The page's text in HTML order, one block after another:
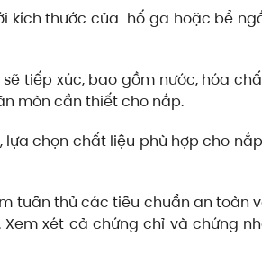
kích thước của hố ga hoặc bể
tiếp xúc, bao gồm nước, hóa
mòn cần thiết cho nắp.
chọn chất liệu phù hợp cho
tuân thủ các tiêu chuẩn an toàn
Xem xét cả chứng chỉ và chứng